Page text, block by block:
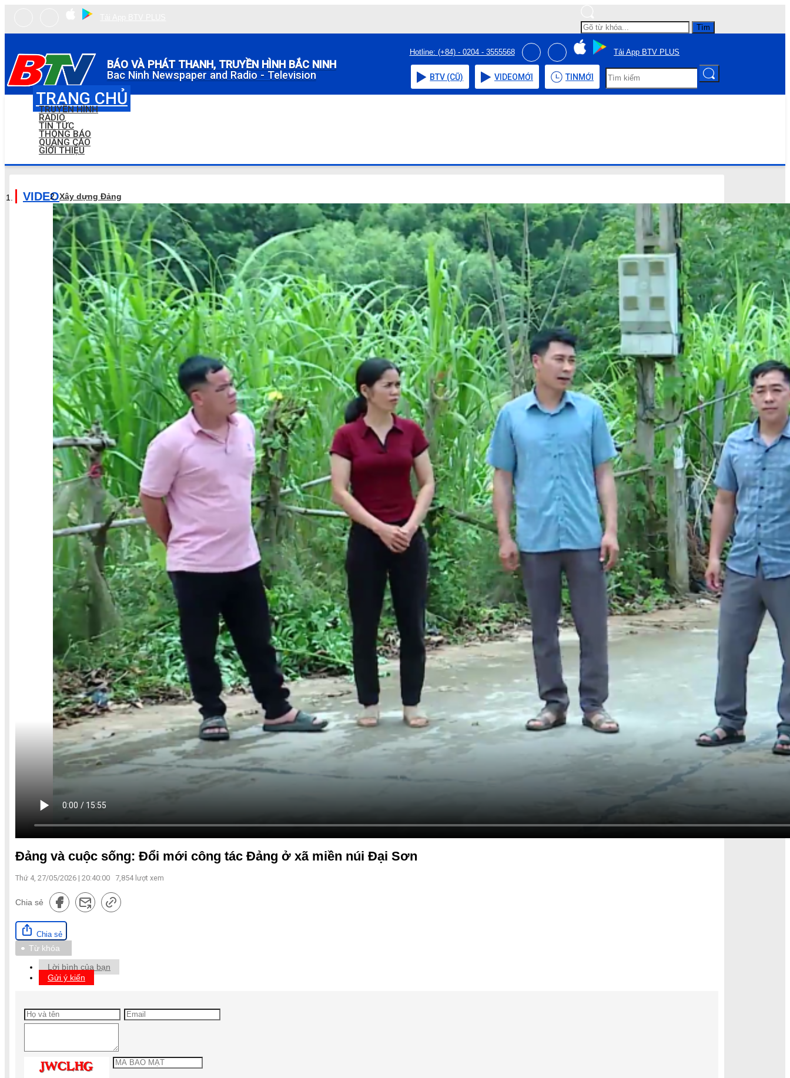
Tìm
BÁO VÀ PHÁT THANH, TRUYỀN HÌNH BẮC NINH
Bac Ninh Newspaper and Radio - Television
Hotline: (+84) - 0204 - 3555568 Tải App BTV PLUS
BTV (CŨ) VIDEOMỚI TIN MỚI
TRANG CHỦ
TRUYỀN HÌNH
RADIO
TIN TỨC
THÔNG BÁO
QUẢNG CÁO
GIỚI THIỆU
VIDEOXây dựng Đảng
Đảng và cuộc sống: Đổi mới công tác Đảng ở xã miền núi Đại Sơn
Thứ 4, 27/05/2026 | 20:40:00 7,854lượt xem
Chia sẻ
Chia sẻ
Từ khóa
Lời bình của bạn
Gửi ý kiến